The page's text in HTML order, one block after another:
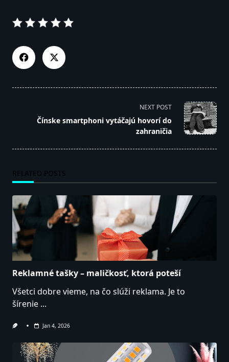
class="nav-
NEXT POST
Čínske smartphoni vytáčajú hovorí do
zahraničia
RELATED POSTS
Reklamné tašky – maličkosť, ktorá poteší
Všetci dobre vieme, na čo slúži reklama. Je to
šírenie ...
Jan 4, 2026